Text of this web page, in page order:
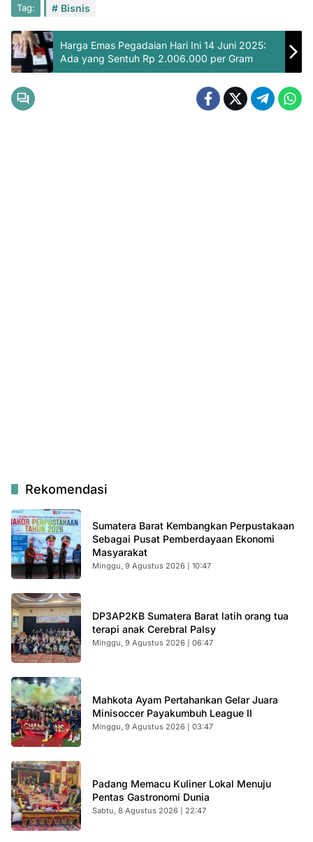
Tag: Bisnis
Harga Emas Pegadaian Hari Ini 14 Juni 2025:
Ada yang Sentuh Rp 2.006.000 per Gram
Rekomendasi
Sumatera Barat Kembangkan Perpustakaan
Sebagai Pusat Pemberdayaan Ekonomi
Masyarakat
Minggu, 9 Agustus 2026 | 10:47
DP3AP2KB Sumatera Barat latih orang tua
terapi anak Cerebral Palsy
Minggu, 9 Agustus 2026 | 06:47
Mahkota Ayam Pertahankan Gelar Juara
Minisoccer Payakumbuh League II
Minggu, 9 Agustus 2026 | 03:47
Padang Memacu Kuliner Lokal Menuju
Pentas Gastronomi Dunia
Sabtu, 8 Agustus 2026 | 22:47